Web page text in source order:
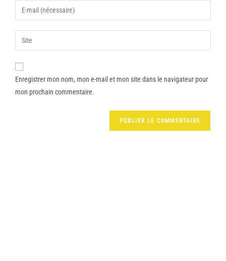
Enregistrer mon nom, mon e-mail et mon site dans le navigateur pour
mon prochain commentaire.